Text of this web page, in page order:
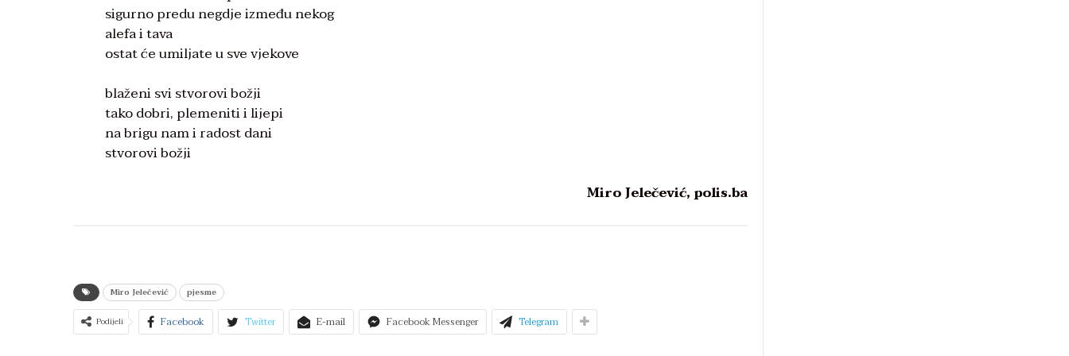
sigurno predu negdje između nekog
alefa i tava
ostat će umiljate u sve vjekove
blaženi svi stvorovi božji
tako dobri, plemeniti i lijepi
na brigu nam i radost dani
stvorovi božji
Miro Jelečević, polis.ba
Miro Jelečević pjesme
Podijeli Facebook Twitter E-mail Facebook Messenger Telegram